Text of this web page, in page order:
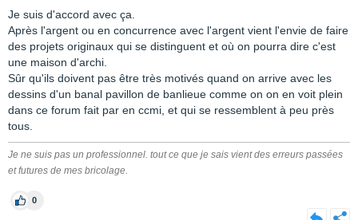
Je suis d'accord avec ça.
Après l'argent ou en concurrence avec l'argent vient l'envie de faire
des projets originaux qui se distinguent et où on pourra dire c'est
une maison d'archi.
Sûr qu'ils doivent pas être très motivés quand on arrive avec les
dessins d'un banal pavillon de banlieue comme on on en voit plein
dans ce forum fait par en ccmi, et qui se ressemblent à peu près
tous.
Je ne suis pas un professionnel. tout ce que je sais vient des erreurs passées
et futures de mes bricolage.
0